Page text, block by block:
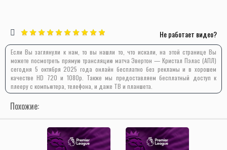
Не работает видео?
Если Вы заглянули к нам, то вы нашли то, что искали, на этой странице Вы
можете посмотреть прямую трансляцию матча Эвертон — Кристал Пэлас (АПЛ)
сегодня 5 октября 2025 года онлайн бесплатно без рекламы и в хорошем
качестве HD 720 и 1080p. Также мы предоставляем бесплатный доступ к
плееру с компьютера, телефона, и даже ТВ и планшета.
Похожие: